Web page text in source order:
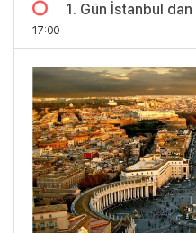
1. Gün İstanbul
17:00